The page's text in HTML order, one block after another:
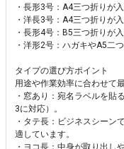
・長形3号：A4三つ折りが
・洋長3号：A4三つ折りが
・長形4号：B5三つ折りが
・洋形2号：ハガキやA5二
タイプの選び方ポイント
用途や作業効率に合わせて
・窓あり：宛名ラベルを貼
3に対応）。
・タテ長：ビジネスシーン
適しています。
・ヨコ長：中身が取り出し